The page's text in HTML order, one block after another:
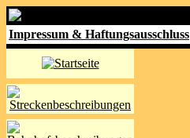
Impressum & Haftungsausschluss